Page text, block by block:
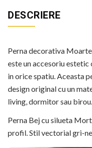
DESCRIERE
Perna decorativa
este un accesoriu
in orice spatiu. Aceasta
design original cu un
living, dormitor sau birou.
Perna Bej cu silueta
profil. Stil vectorial gri-